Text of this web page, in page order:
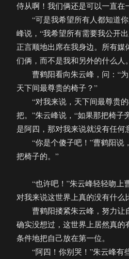
侍从啊！我们俩还是可以一直在
“可是我希望所有人都知道你
峰说，“我希望所有需要我公开
正言顺地出席在我身边。所有媒
们俩，而不是我和另外的什么人
曹鹤阳看向朱云峰，问：“为
天下间最尊贵的椅子？”
“对我来说，天下间最尊贵的
把。”朱云峰说，“如果那把椅子
是阿四，那对我来说就没有任何
“你是个傻子吧！”曹鹤阳说
把椅子的。”
“也许吧！”朱云峰轻轻吻上
对我来说这世界上真的没有什么
曹鹤阳搂紧朱云峰，努力让
确实没想过，这世界上居然真的
条件地把自己放在第一位。
“阿四！你别哭！”朱云峰有